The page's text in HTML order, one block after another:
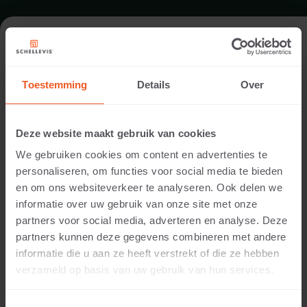
Toestemming Details Over
Deze website maakt gebruik van cookies
We gebruiken cookies om content en advertenties te
personaliseren, om functies voor social media te bieden
en om ons websiteverkeer te analyseren. Ook delen we
informatie over uw gebruik van onze site met onze
partners voor social media, adverteren en analyse. Deze
partners kunnen deze gegevens combineren met andere
informatie die u aan ze heeft verstrekt of die ze hebben
verzameld op basis van uw gebruik van hun services.
ENTREE IN HEEZE
Architect:
Uitvoering:
Sparq tuinen
Locatie:
Heeze
Toepassing:
Entree
Fotografie:
Cees Rijnen
Producten: